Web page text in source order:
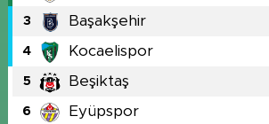
3 Başakşehir
4 Kocaelispor
5 Beşiktaş
6 Eyüpspor